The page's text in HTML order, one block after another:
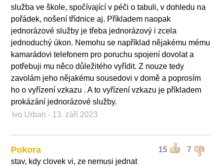
služba ve škole, spočívající v péči o tabuli, v dohledu na
pořádek, nošení třídnice aj. Příkladem naopak
jednorázové služby je třeba jednorázový i zcela
jednoduchý úkon. Nemohu se například nějakému mému
kamarádovi telefonem pro poruchu spojení dovolat a
potřebuji mu něco důležitého vyřídit. Z nouze tedy
zavolám jeho nějakému sousedovi v domě a poprosím
ho o vyřízení vzkazu . A to vyřízení vzkazu je příkladem
prokázání jednorázové služby.
Ivo Urban - 13. září 2023
15 7
Pokora
stav, kdy clovek vi, ze nemusi jednat